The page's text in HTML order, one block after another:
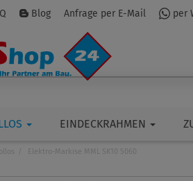
Blog Anfrage per E-Mail per
EINDECKRAHMEN
Elektro-Markise MML SK10 5060